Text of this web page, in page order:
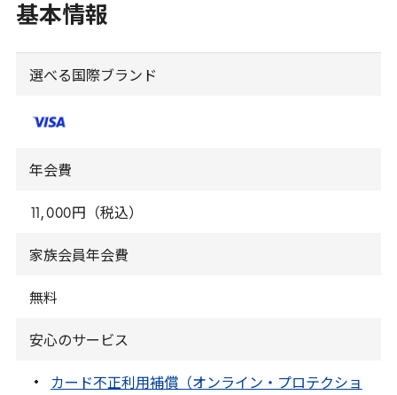
基本情報
選べる国際ブランド
年会費
,000円（税込）
家族会員年会費
無料
安心のサービス
カード不正利用補償（オンライン・プロテクショ